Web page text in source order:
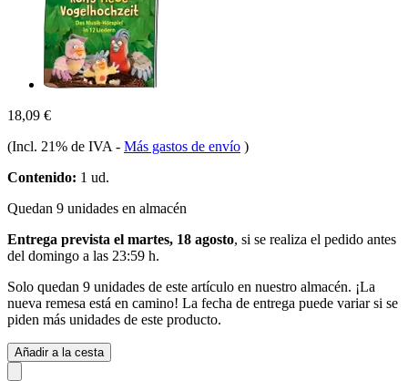
18,09 €
(Incl. 21% de IVA - Más gastos de envío )
Contenido: 1 ud.
Quedan 9 unidades en almacén
Entrega prevista el martes, 18 agosto, si se realiza el pedido antes
del domingo a las 23:59 h.
Solo quedan 9 unidades de este artículo en nuestro almacén. ¡La
nueva remesa está en camino! La fecha de entrega puede variar si se
piden más unidades de este producto.
Añadir a la cesta